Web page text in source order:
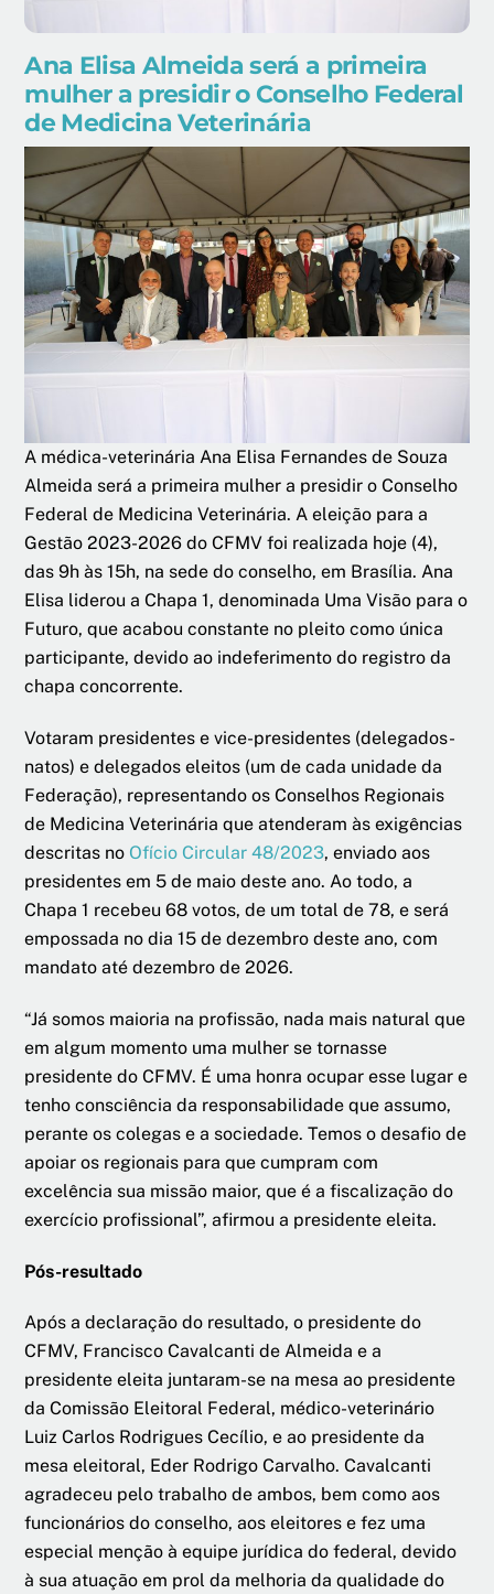
Ana Elisa Almeida será a primeira
mulher a presidir o Conselho Federal
de Medicina Veterinária
A médica-veterinária Ana Elisa Fernandes de Souza
Almeida será a primeira mulher a presidir o Conselho
Federal de Medicina Veterinária. A eleição para a
Gestão 2023-2026 do CFMV foi realizada hoje (4),
das 9h às 15h, na sede do conselho, em Brasília. Ana
Elisa liderou a Chapa 1, denominada Uma Visão para o
Futuro, que acabou constante no pleito como única
participante, devido ao indeferimento do registro da
chapa concorrente.
Votaram presidentes e vice-presidentes (delegados-
natos) e delegados eleitos (um de cada unidade da
Federação), representando os Conselhos Regionais
de Medicina Veterinária que atenderam às exigências
descritas no Ofício Circular 48/2023, enviado aos
presidentes em 5 de maio deste ano. Ao todo, a
Chapa 1 recebeu 68 votos, de um total de 78, e será
empossada no dia 15 de dezembro deste ano, com
mandato até dezembro de 2026.
“Já somos maioria na profissão, nada mais natural que
em algum momento uma mulher se tornasse
presidente do CFMV. É uma honra ocupar esse lugar e
tenho consciência da responsabilidade que assumo,
perante os colegas e a sociedade. Temos o desafio de
apoiar os regionais para que cumpram com
excelência sua missão maior, que é a fiscalização do
exercício profissional”, afirmou a presidente eleita.
Pós-resultado
Após a declaração do resultado, o presidente do
CFMV, Francisco Cavalcanti de Almeida e a
presidente eleita juntaram-se na mesa ao presidente
da Comissão Eleitoral Federal, médico-veterinário
Luiz Carlos Rodrigues Cecílio, e ao presidente da
mesa eleitoral, Eder Rodrigo Carvalho. Cavalcanti
agradeceu pelo trabalho de ambos, bem como aos
funcionários do conselho, aos eleitores e fez uma
especial menção à equipe jurídica do federal, devido
à sua atuação em prol da melhoria da qualidade do